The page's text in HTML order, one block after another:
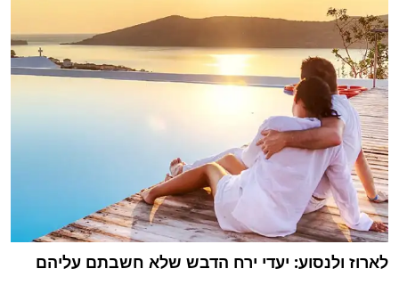
לארוז ולנסוע: יעדי ירח הדבש שלא חשבתם עליהם